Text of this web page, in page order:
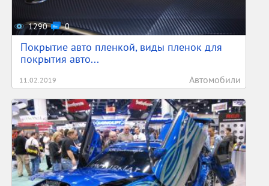
1290 0
Покрытие авто пленкой, виды пленок для
покрытия авто...
11.02.2019 Автомобили